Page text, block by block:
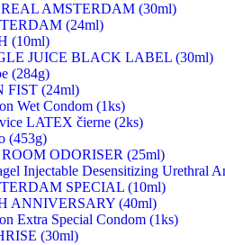
AMSTERDAM (30ml)
(24ml)
(10ml)
JUICE BLACK LABEL (30ml)
(284g)
FIST (24ml)
Wet Condom (1ks)
LATEX čierne (2ks)
(453g)
ODORISER (25ml)
Injectable Desensitizing Urethral
SPECIAL (10ml)
ANNIVERSARY (40ml)
Extra Special Condom (1ks)
(30ml)